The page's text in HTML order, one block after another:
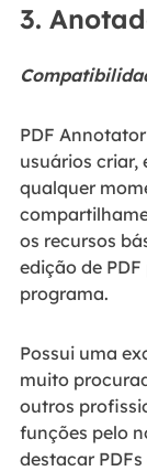
3.
PDF
usuários criar,
qualquer
os recursos
edição de
programa.
Possui uma
muito
outros
funções pelo
destacar